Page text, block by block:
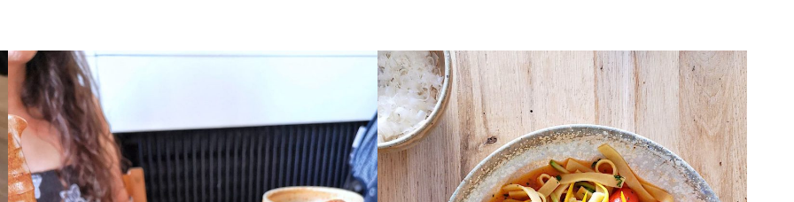
davantage de bonnes adresses, de voyages au coin de la
rue et au bout du monde, suivez-moi sur Instagram!